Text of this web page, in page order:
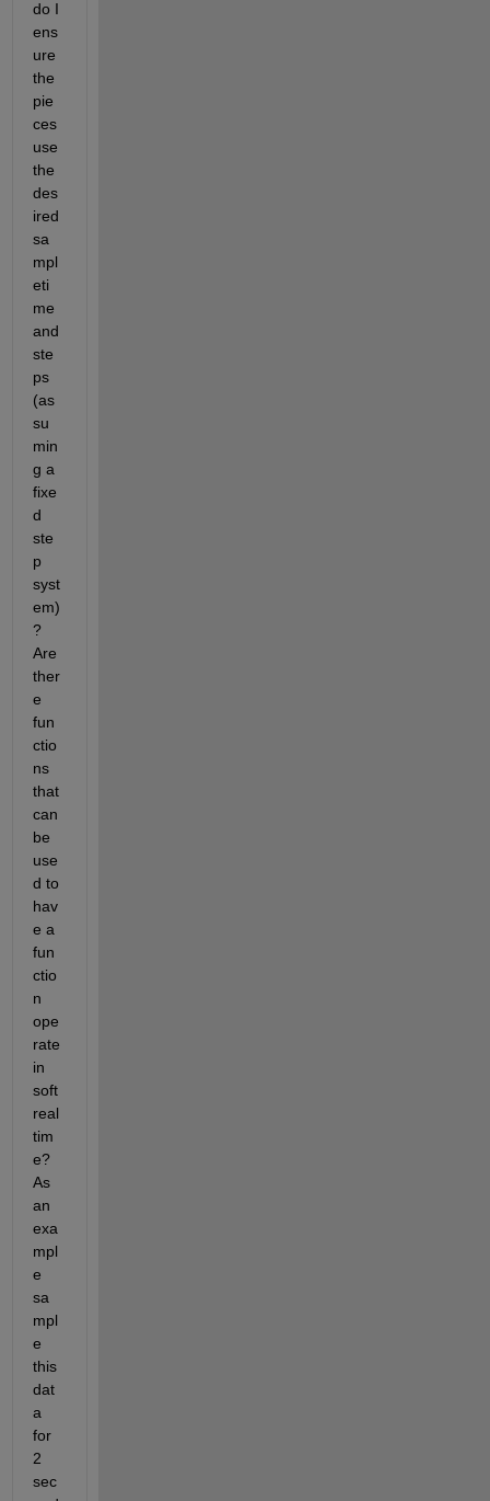
do I
ens
ure
the
pie
ces
use
the
des
ired
sa
mpl
eti
me
and
ste
ps
(as
su
min
g a
fixe
d
ste
p
syst
em)
?
Are
ther
e
fun
ctio
ns
that
can
be
use
d to
hav
e a
fun
ctio
n
ope
rate
in
soft
real
tim
e?
As
an
exa
mpl
e
sa
mpl
e
this
dat
a
for
2
sec